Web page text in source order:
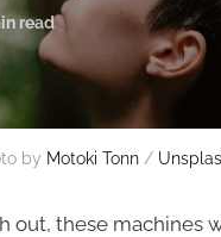
read
by Motoki Tonn/
out, these machines